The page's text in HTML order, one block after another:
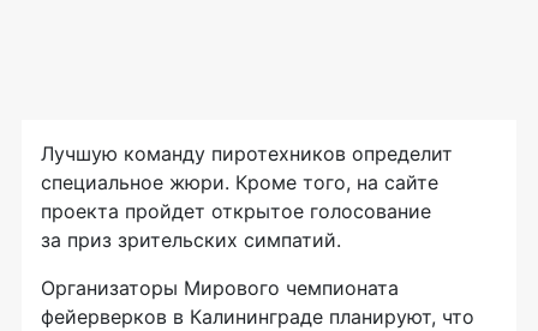
Лучшую команду пиротехников определит
специальное жюри. Кроме того, на сайте
проекта пройдет открытое голосование
за приз зрительских симпатий.
Организаторы Мирового чемпионата
фейерверков в Калининграде планируют, что